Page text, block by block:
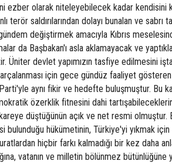
ezber olarak niteleyebilecek kadar kendisini
terör saldırılarından dolayı bunalan ve sabrı
değiştirmek amacıyla Kıbrıs
da Başbakan'ı asla aklamayacak ve
Üniter devlet yapımızın tasfiye edilmesini
için gece gündüz faaliyet
aynı fikir ve hedefte buluşmuştur. Bu
özerklik fitnesini dahi
düştüğünün açık ve net resmi
bulunduğu hükümetinin, Türkiye'yi yıkmak
hiçbir farkı kalmadığı bir kez daha
vatanın ve milletin bölünmez